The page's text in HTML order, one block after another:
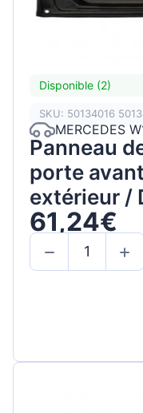
Disponible (2)
SKU: 50134016
MERCEDES
Panneau
porte
extérieur /
61,24€